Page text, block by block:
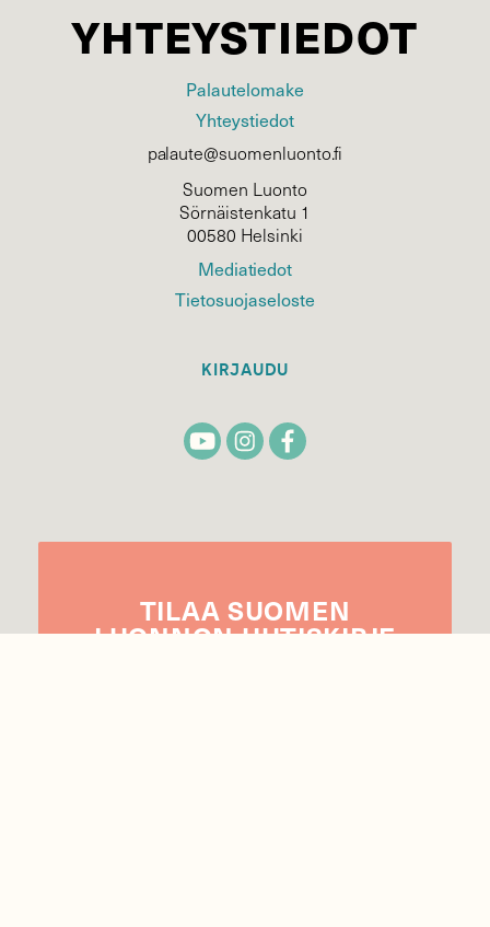
YHTEYSTIEDOT
Palautelomake
Yhteystiedot
palaute@suomenluonto.fi
Suomen Luonto
Sörnäistenkatu 1
00580 Helsinki
Mediatiedot
Tietosuojaseloste
KIRJAUDU
TILAA SUOMEN
LUONNONUUTIS­KIRJE